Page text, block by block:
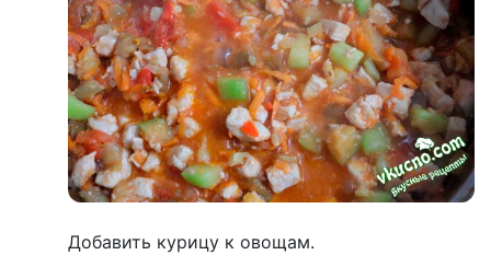
Добавить курицу к овощам.